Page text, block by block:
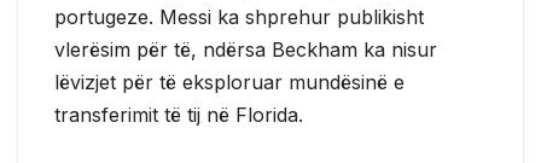
portugeze. Messi ka shprehur publikisht
vlerësim për të, ndërsa Beckham ka nisur
lëvizjet për të eksploruar mundësinë e
transferimit të tij në Florida.